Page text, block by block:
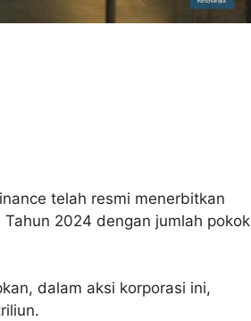
telah resmi menerbitkan
2024 dengan jumlah pokok
dalam aksi korporasi ini,